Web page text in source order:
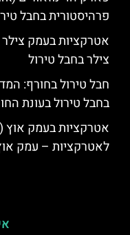
פרהיסטורית בחבל
צילר בחבל טירול
חבל טירול בחורף:
בחבל טירול בעונת
לאטרקציות – עמק